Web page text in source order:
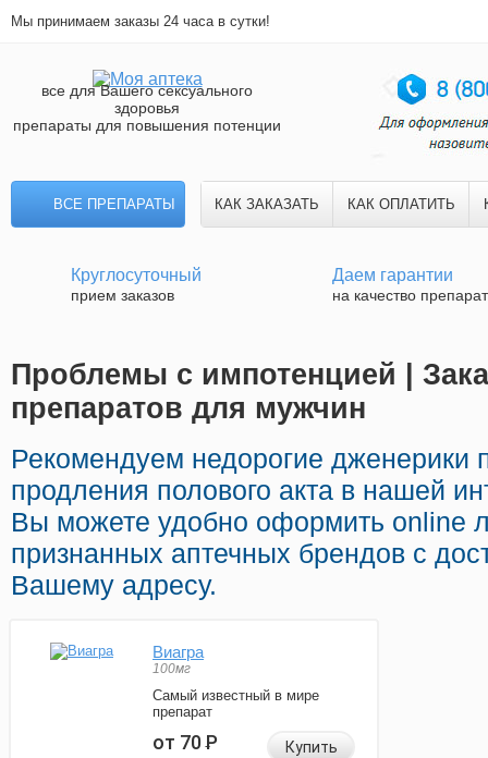
Мы принимаем заказы 24 часа в сутки!
все для Вашего сексуального
здоровья
препараты для повышения потенции
ВСЕ ПРЕПАРАТЫ КАК ЗАКАЗАТЬ КАК ОПЛАТИТЬ
Круглосуточный
прием заказов
Даем гарантии
на качество
Проблемы с импотенцией |
препаратов для мужчин
Рекомендуем недорогие дженерики
продления полового акта в нашей
Вы можете удобно оформить online
признанных аптечных брендов с
Вашему адресу.
Виагра
100мг
Самый известный в мире
препарат
от 70Р Купить